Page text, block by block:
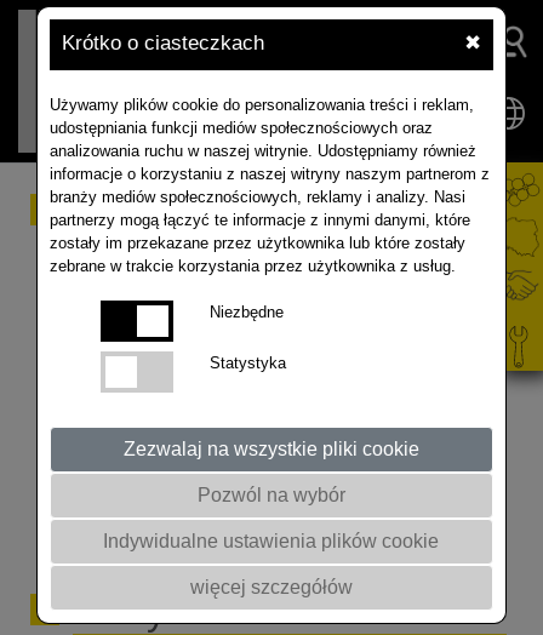
Krótko o ciasteczkach ✖
Używamy plików cookie do personalizowania treści i reklam,
udostępniania funkcji mediów społecznościowych oraz
analizowania ruchu w naszej witrynie. Udostępniamy również
informacje o korzystaniu z naszej witryny naszym partnerom z
branży mediów społecznościowych, reklamy i analizy. Nasi
partnerzy mogą łączyć te informacje z innymi danymi, które
zostały im przekazane przez użytkownika lub które zostały
zebrane w trakcie korzystania przez użytkownika z usług.
Niezbędne
Statystyka
Zezwalaj na wszystkie pliki cookie
Pozwól na wybór
Indywidualne ustawienia plików cookie
więcej szczegółów
Rzepak - jak obniżyć
dawkę azotu na wiosnę?
Jeśli chcemy obniżyć dawki azotu na wiosnę, to
należy pamiętać, że jest to działanie ryzykowne,
ale możliwe tylko na dobrych stanowiskach i w
sytuacji dobrze zbilansowanego nawożenia
pozostałymi składnikami. Zagadnienie to podczas
Akademii Rzepaku omówił prof. Witold
Szczepaniak z Uniwersytetu Przyrodniczego w
Poznaniu.
Filmy